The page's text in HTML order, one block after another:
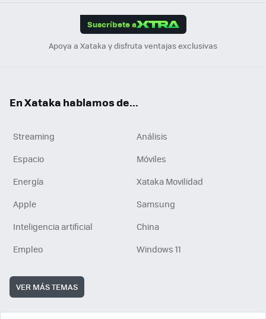
Suscríbete a
Apoya a Xataka y disfruta ventajas exclusivas
En Xataka hablamos de...
Streaming
Análisis
Espacio
Móviles
Energía
Xataka Movilidad
Apple
Samsung
Inteligencia artificial
China
Empleo
Windows 11
VER MÁS TEMAS